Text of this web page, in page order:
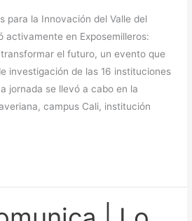
para la Innovación del Valle del
activamente en Exposemilleros:
el futuro, un evento que
investigación de las 16 instituciones
jornada se llevó a cabo en la
campus Cali, institución